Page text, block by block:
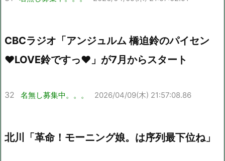
CBCラジオ「アンジュルム 橋迫鈴のパイセン
♥LOVE鈴ですっ♥」が7月からスタート
32 名無し募集中。。。 2026/04/09(木) 21:57:08.86
北川「革命！モーニング娘。は序列最下位ね」